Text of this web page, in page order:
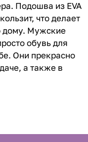
Подошва из EVA
что делает
дому. Мужские
обувь для
Они прекрасно
а также в